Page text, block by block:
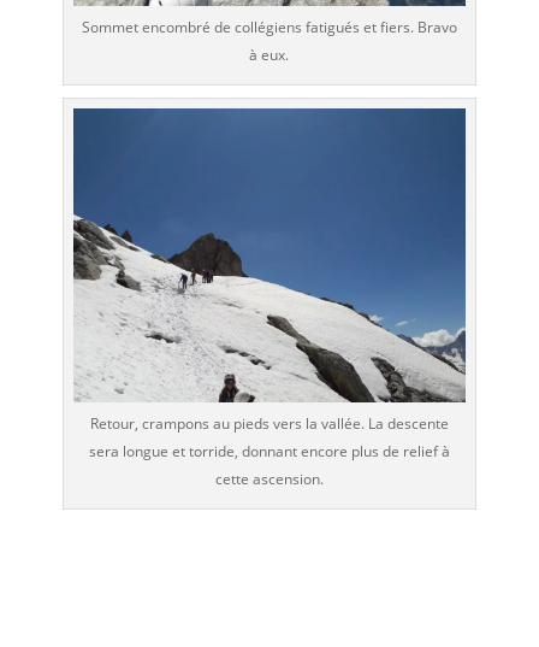
Sommet encombré de collégiens fatigués et fiers. Bravo
à eux.
Retour, crampons au pieds vers la vallée. La descente
sera longue et torride, donnant encore plus de relief à
cette ascension.